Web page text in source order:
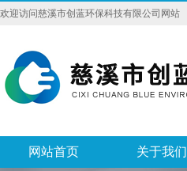
欢迎访问慈溪市创蓝环保科技有限公司网站
网站首页 关于我们